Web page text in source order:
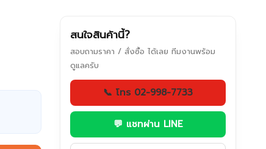
สนใจสินค้านี้?
สอบถามราคา / สั่งซื้อ ได้เลย ทีมงานพร้อม
ดูแลครับ
📞 โทร 02-998-7733
💬 แชทผ่าน LINE